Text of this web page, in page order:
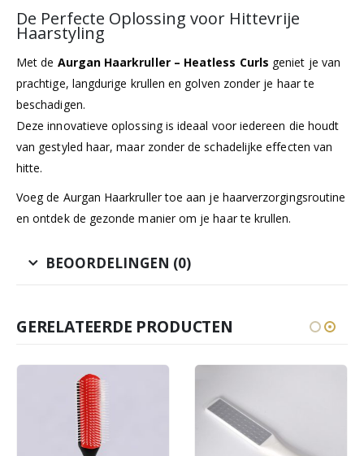
De Perfecte Oplossing voor Hittevrije
Haarstyling
Met de Aurgan Haarkruller – Heatless Curls geniet je van
prachtige, langdurige krullen en golven zonder je haar te
beschadigen.
Deze innovatieve oplossing is ideaal voor iedereen die houdt
van gestyled haar, maar zonder de schadelijke effecten van
hitte.
Voeg de Aurgan Haarkruller toe aan je haarverzorgingsroutine
en ontdek de gezonde manier om je haar te krullen.
BEOORDELINGEN (0)
GERELATEERDE PRODUCTEN